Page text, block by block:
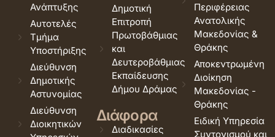
Ανάπτυξης
Αυτοτελές
Τμήμα
Υποστήριξης
Διεύθυνση
Δημοτικής
Αστυνομίας
Διεύθυνση
Διοικητικών
Δημοτική
Επιτροπή
Πρωτοβάθμιας
και
Δευτεροβάθμιας
Εκπαίδευσης
Δήμου Δράμας
Διάφορα
Διαδικασίες
Περιφέρειας
Ανατολικής
Μακεδονίας &
Θράκης
Αποκεντρωμένη
Διοίκηση
Μακεδονίας -
Θράκης
Ειδική Υπηρεσία
Συντονισμού και